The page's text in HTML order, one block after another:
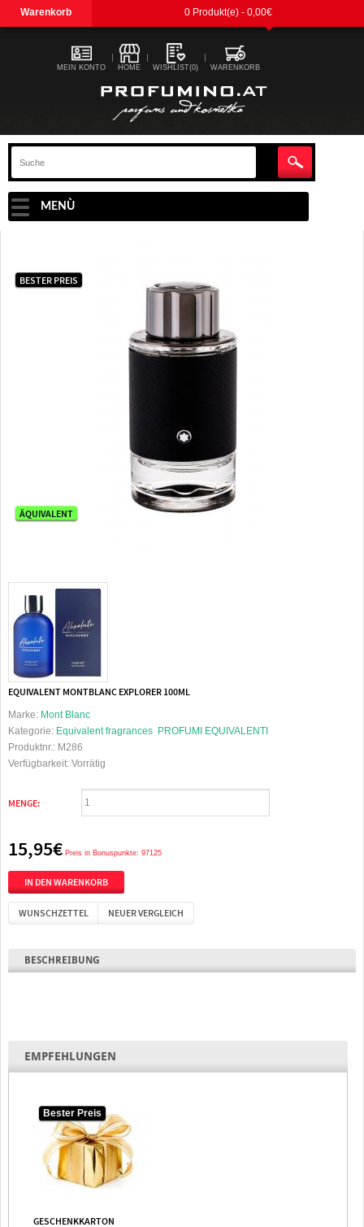
Warenkorb 0 Produkt(e) - 0,00€
MEIN KONTO HOME WISHLIST(0) WARENKORB
MENÙ
BESTER PREIS
ÄQUIVALENT
EQUIVALENT MONTBLANC EXPLORER 100ML
Marke: Mont Blanc
Kategorie: Equivalent fragrances PROFUMI EQUIVALENTI
Produktnr.: M286
Verfügbarkeit: Vorrätig
MENGE:
15,95€ Preis in Bonuspunkte: 97125
WUNSCHZETTEL NEUER VERGLEICH
BESCHREIBUNG
EMPFEHLUNGEN
Bester Preis
GESCHENKKARTON